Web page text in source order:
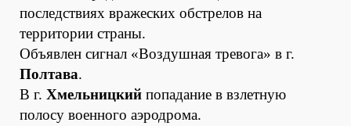
последствиях вражеских обстрелов на
территории страны.
Объявлен сигнал «Воздушная тревога» в г.
Полтава.
В г. Хмельницкий попадание в взлетную
полосу военного аэродрома.